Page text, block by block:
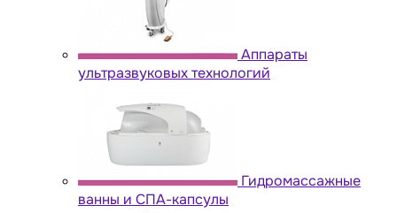
Аппараты
ультразвуковых технологий
Гидромассажные
ванны и СПА-капсулы